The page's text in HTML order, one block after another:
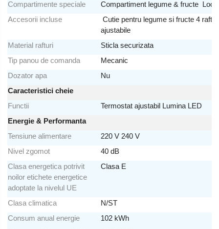
Compartimente speciale
Compartiment legume & fructe Loc
Accesorii incluse
Cutie pentru legume si fructe 4
ajustabile
Material rafturi
Sticla securizata
Tip panou de comanda
Mecanic
Dozator apa
Nu
Caracteristici cheie
Functii
Termostat ajustabil Lumina LED
Energie & Performanta
Tensiune alimentare
220 V 240 V
Nivel zgomot
40 dB
Clasa energetica potrivit
noilor etichete energetice
adoptate la nivelul UE
Clasa E
Clasa climatica
N/ST
Consum anual energie
102 kWh